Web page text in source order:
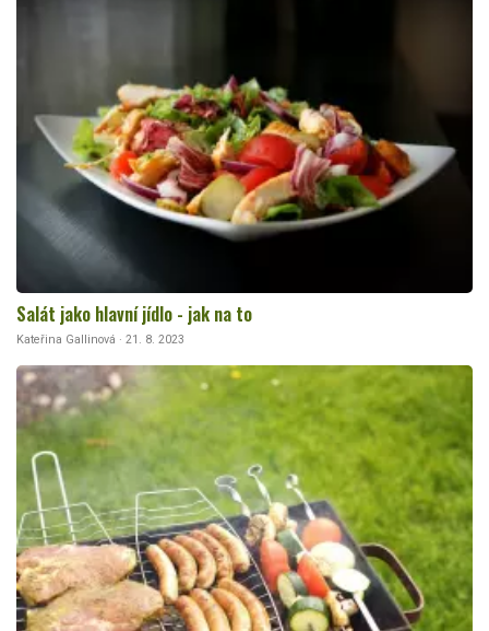
Salát jako hlavní jídlo - jak na to
Kateřina Gallinová · 21. 8. 2023